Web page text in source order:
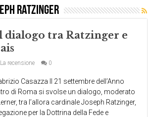
Ratzinger
dialogo tra Ratzinger e
La recensione 0
Casazza Il 21 settembre dell’Anno
di Roma si svolse un dialogo, moderato
tra l’allora cardinale Joseph Ratzinger,
per la Dottrina della Fede e